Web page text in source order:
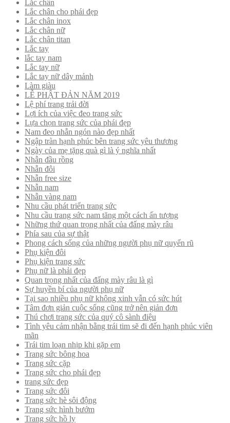
Lắc chân
Lắc chân cho phái đẹp
Lắc chân inox
Lắc chân nữ
Lắc chân titan
Lắc tay
lắc tay nam
Lắc tay nữ
Lắc tay nữ dây mảnh
Làm giàu
LỄ PHẬT ĐẢN NĂM 2019
Lệ phí trang trải đời
Lợi ích của việc đeo trang sức
Lựa chọn trang sức của phái đẹp
Nam đeo nhẫn ngón nào đẹp nhất
Ngập tràn hạnh phúc bên trang sức yêu thương
Ngày của mẹ tặng quà gì là ý nghĩa nhất
Nhẫn đầu rồng
Nhẫn đôi
Nhẫn free size
Nhẫn nam
Nhẫn vàng nam
Nhu cầu phát triển trang sức
Nhu cầu trang sức nam tăng một cách ấn tượng
Những thứ quan trọng nhất của đấng mày râu
Phía sau của sự thật
Phong cách sống của những người phụ nữ quyến rũ
Phụ kiện đôi
Phụ kiện trang sức
Phụ nữ là phải đẹp
Quan trọng nhất của đấng mày râu là gì
Sự huyền bí của người phụ nữ
Tại sao nhiều phụ nữ không xinh vẫn có sức hút
Tâm đơn giản cuộc sống cũng trở nên giản đơn
Thú chơi trang sức của quý cô sành điệu
Tình yêu cảm nhận bằng trái tim sẽ đi đến hạnh phúc viên
mãn
Trái tim loạn nhịp khi gặp em
Trang sức bông hoa
Trang sức cặp
Trang sức cho phái đẹp
trang sức đẹp
Trang sức đôi
Trang sức hè sôi động
Trang sức hình bướm
Trang sức hồ ly